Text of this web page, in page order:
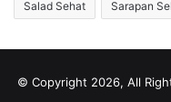
Salad Sehat Sarapan
© Copyright 2026, All